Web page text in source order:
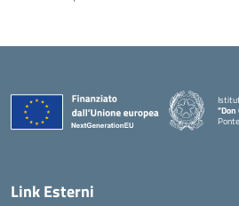
—
Link Esterni